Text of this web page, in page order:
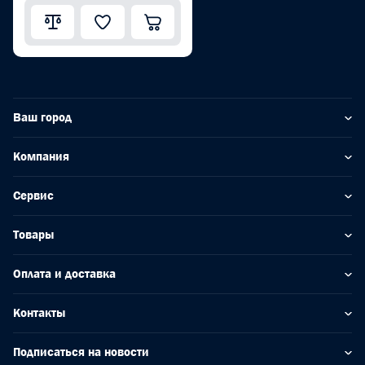
Ваш город
Компания
Сервис
Товары
Оплата и доставка
Контакты
Подписаться на новости